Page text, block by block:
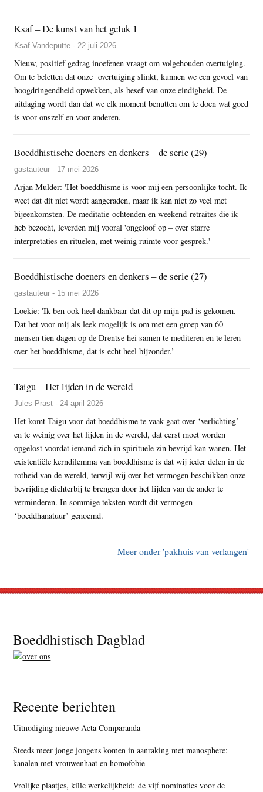
Ksaf – De kunst van het geluk 1
Ksaf Vandeputte - 22 juli 2026
Nieuw, positief gedrag inoefenen vraagt om volgehouden overtuiging.
Om te beletten dat onze overtuiging slinkt, kunnen we een gevoel van
hoogdringendheid opwekken, als besef van onze eindigheid. De
uitdaging wordt dan dat we elk moment benutten om te doen wat goed
is voor onszelf en voor anderen.
Boeddhistische doeners en denkers – de serie (29)
gastauteur - 17 mei 2026
Arjan Mulder: 'Het boeddhisme is voor mij een persoonlijke tocht. Ik
weet dat dit niet wordt aangeraden, maar ik kan niet zo veel met
bijeenkomsten. De meditatie-ochtenden en weekend-retraites die ik
heb bezocht, leverden mij vooral 'ongeloof op – over starre
interpretaties en rituelen, met weinig ruimte voor gesprek.'
Boeddhistische doeners en denkers – de serie (27)
gastauteur - 15 mei 2026
Loekie: 'Ik ben ook heel dankbaar dat dit op mijn pad is gekomen.
Dat het voor mij als leek mogelijk is om met een groep van 60
mensen tien dagen op de Drentse hei samen te mediteren en te leren
over het boeddhisme, dat is echt heel bijzonder.’
Taigu – Het lijden in de wereld
Jules Prast - 24 april 2026
Het komt Taigu voor dat boeddhisme te vaak gaat over ‘verlichting’
en te weinig over het lijden in de wereld, dat eerst moet worden
opgelost voordat iemand zich in spirituele zin bevrijd kan wanen. Het
existentiële kerndilemma van boeddhisme is dat wij ieder delen in de
rotheid van de wereld, terwijl wij over het vermogen beschikken onze
bevrijding dichterbij te brengen door het lijden van de ander te
verminderen. In sommige teksten wordt dit vermogen
‘boeddhanatuur’ genoemd.
Meer onder 'pakhuis van verlangen'
Footer
Boeddhistisch Dagblad
Recente berichten
Uitnodiging nieuwe Acta Comparanda
Steeds meer jonge jongens komen in aanraking met manosphere:
kanalen met vrouwenhaat en homofobie
Vrolijke plaatjes, kille werkelijkheid: de vijf nominaties voor de